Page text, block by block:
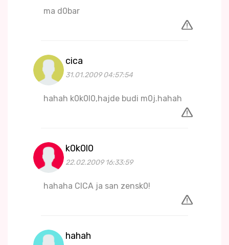
ma d0bar
cica
31.01.2009 04:57:54
hahah k0k0l0,hajde budi m0j.hahah
k0k0l0
22.02.2009 16:33:59
hahaha CICA ja san zensk0!
hahah